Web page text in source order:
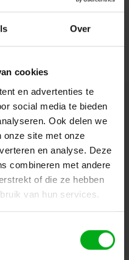
Over
cookies
en advertenties te
social media te bieden
Ook delen we
onze site met onze
en analyse. Deze
combineren met andere
of die ze hebben
van hun services.
Downloads
Ons team staat graag voor